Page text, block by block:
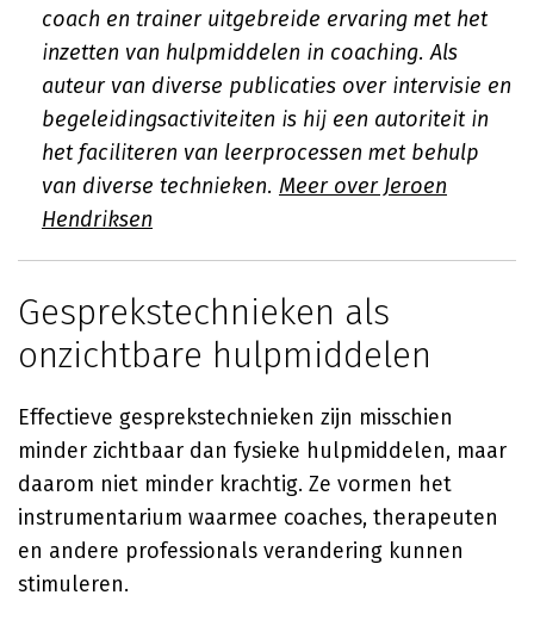
coach en trainer uitgebreide ervaring met het
inzetten van hulpmiddelen in coaching. Als
auteur van diverse publicaties over intervisie en
begeleidingsactiviteiten is hij een autoriteit in
het faciliteren van leerprocessen met behulp
van diverse technieken. Meer over Jeroen
Hendriksen
Gesprekstechnieken als
onzichtbare hulpmiddelen
Effectieve gesprekstechnieken zijn misschien
minder zichtbaar dan fysieke hulpmiddelen, maar
daarom niet minder krachtig. Ze vormen het
instrumentarium waarmee coaches, therapeuten
en andere professionals verandering kunnen
stimuleren.